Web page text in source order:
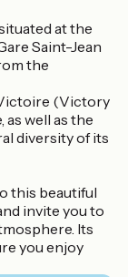
at the
Saint-Jean
the
Victoire (Victory
as well as the
diversity of its
this beautiful
invite you to
Its
you enjoy